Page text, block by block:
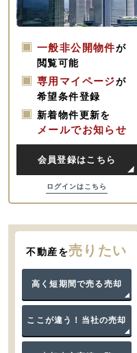
一般非公開物件が
閲覧可能
専用マイページが
希望条件登録
新着物件更新を
メールでお知らせ
会員登録はこちら
ログインはこちら
不動産を売りたい
高く短期間で売る売却
ここが違う！当社の売却